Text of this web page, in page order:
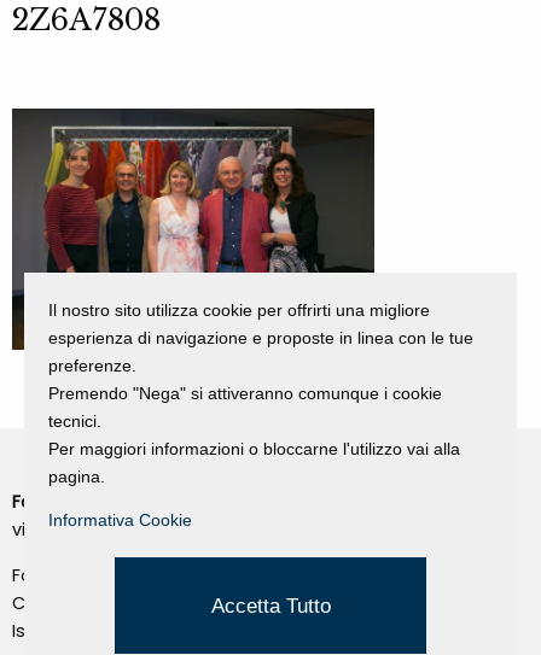
2Z6A7808
Fondazione Dino Zoli
viale Bologna 288, Forlì
Fondo dot. euro 285.000 i.v.
CF e P.IVA 03692820404
Isc.Reg Per.Giu. n. 10404
Il nostro sito utilizza cookie per offrirti una migliore
esperienza di navigazione e proposte in linea con le tue
preferenze.
Premendo "Nega" si attiveranno comunque i cookie
tecnici.
Per maggiori informazioni o bloccarne l'utilizzo vai alla
pagina.
Informativa Cookie
Accetta Tutto